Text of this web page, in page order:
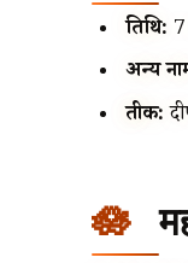
तिथि:
अन्य
प्रतीक: